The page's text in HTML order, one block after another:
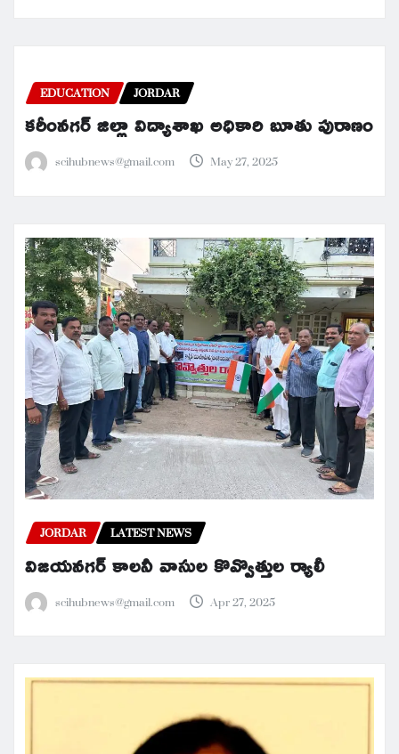
EDUCATION JORDAR
కరీంనగర్ జిల్లా విద్యాశాఖ అధికారి బూతు పురాణం
scihubnews@gmail.com May 27, 2025
JORDAR LATEST NEWS
విజయనగర్ కాలనీ వాసుల కొవ్వొత్తుల ర్యాలీ
scihubnews@gmail.com Apr 27, 2025